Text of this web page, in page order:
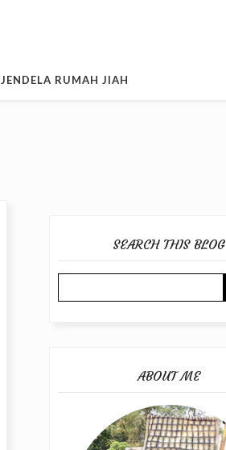
JENDELA RUMAH JIAH
SEARCH THIS BLOG
ABOUT ME